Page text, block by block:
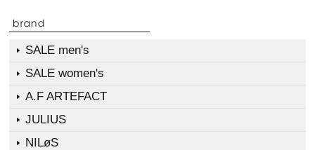
SALE men's
SALE women's
A.F ARTEFACT
JULIUS
NILøS